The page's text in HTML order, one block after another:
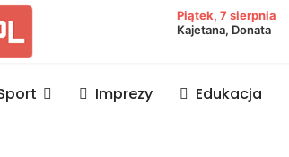
lubaczowski
Piątek, 7 sierpnia
Kajetana, Donata
Imprezy Edukacja